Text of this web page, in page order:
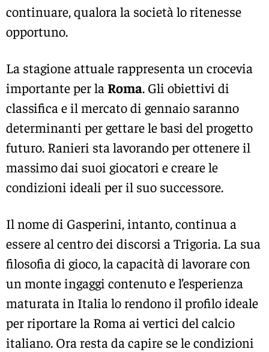
continuare, qualora la società lo ritenesse
opportuno.
La stagione attuale rappresenta un crocevia
importante per la Roma. Gli obiettivi di
classifica e il mercato di gennaio saranno
determinanti per gettare le basi del progetto
futuro. Ranieri sta lavorando per ottenere il
massimo dai suoi giocatori e creare le
condizioni ideali per il suo successore.
Il nome di Gasperini, intanto, continua a
essere al centro dei discorsi a Trigoria. La sua
filosofia di gioco, la capacità di lavorare con
un monte ingaggi contenuto e l’esperienza
maturata in Italia lo rendono il profilo ideale
per riportare la Roma ai vertici del calcio
italiano. Ora resta da capire se le condizioni